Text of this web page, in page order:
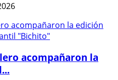
acompañaron la